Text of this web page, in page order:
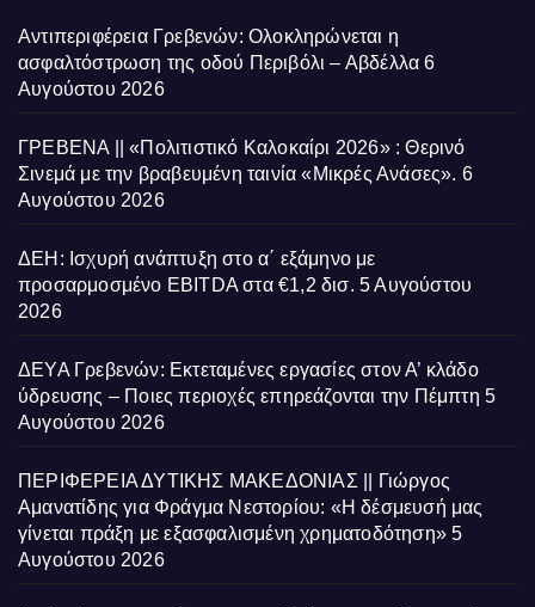
Αντιπεριφέρεια Γρεβενών: Ολοκληρώνεται η
ασφαλτόστρωση της οδού Περιβόλι – Αβδέλλα 6
Αυγούστου 2026
ΓΡΕΒΕΝΑ || «Πολιτιστικό Καλοκαίρι 2026» : Θερινό
Σινεμά με την βραβευμένη ταινία «Μικρές Ανάσες». 6
Αυγούστου 2026
ΔΕΗ: Ισχυρή ανάπτυξη στο α΄ εξάμηνο με
προσαρμοσμένο EBITDA στα €1,2 δισ. 5 Αυγούστου
2026
ΔΕΥΑ Γρεβενών: Εκτεταμένες εργασίες στον Α’ κλάδο
ύδρευσης – Ποιες περιοχές επηρεάζονται την Πέμπτη 5
Αυγούστου 2026
ΠΕΡΙΦΕΡΕΙΑ ΔΥΤΙΚΗΣ ΜΑΚΕΔΟΝΙΑΣ || Γιώργος
Αμανατίδης για Φράγμα Νεστορίου: «Η δέσμευσή μας
γίνεται πράξη με εξασφαλισμένη χρηματοδότηση» 5
Αυγούστου 2026